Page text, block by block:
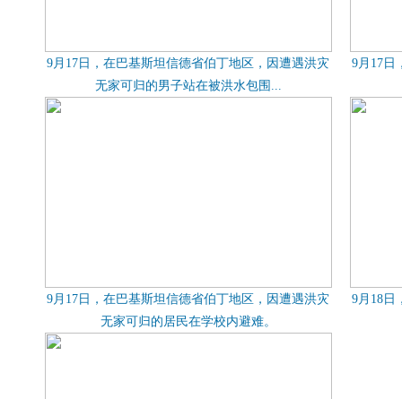
9月17日，在巴基斯坦信德省伯丁地区，因遭遇洪灾
无家可归的男子站在被洪水包围...
9月17日
9月17日，在巴基斯坦信德省伯丁地区，因遭遇洪灾
无家可归的居民在学校内避难。
9月18日